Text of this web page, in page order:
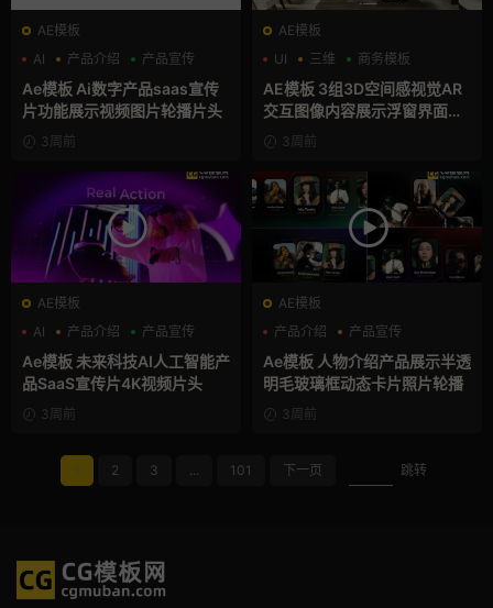
AE模板
AI
产品介绍 产品宣传
Ae模板 Ai数字产品saas宣传
片功能展示视频图片轮播片头
3周前
AE模板
UI
三维 商务模板
AE模板 3组3D空间感视觉AR
交互图像内容展示浮窗界面动
画 3周前
AE模板
AI
产品介绍 产品宣传
Ae模板 未来科技AI人工智能产
品SaaS宣传片4K视频片头
3周前
AE模板
产品介绍
产品宣传
产品展示
Ae模板 人物介绍产品展示半透
明毛玻璃框动态卡片照片轮播
3周前
1 2 3 ... 101 下一页 跳转